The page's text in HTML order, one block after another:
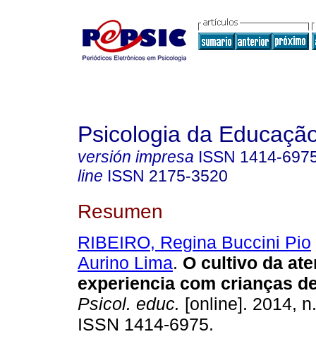
Psicologia da
versión impresa ISSN 1414-
line ISSN 2175-3520
Resumen
RIBEIRO, Regina Buccini Pio
Aurino Lima. O cultivo da
experiencia com crianças
Psicol. educ. [online]. 2014,
ISSN 1414-6975.